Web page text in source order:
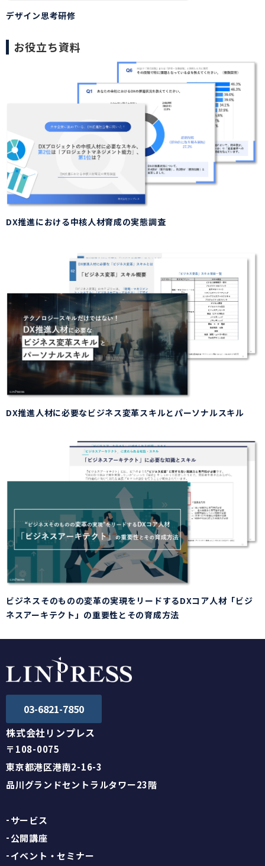
デザイン思考研修
お役立ち資料
DX推進における中核人材育成の実態調査
DX推進人材に必要なビジネス変革スキルとパーソナルスキル
ビジネスそのものの変革の実現をリードするDXコア人材「ビジ
ネスアーキテクト」の重要性とその育成方法
03-6821-7850
株式会社リンプレス
〒108-0075
東京都港区港南2-16-3
品川グランドセントラルタワー23階
サービス
公開講座
イベント・セミナー